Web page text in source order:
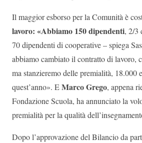
Il maggior esborso per la Comunità è
lavoro: «Abbiamo 150 dipendenti, 2/3
70 dipendenti di cooperative – spiega
abbiamo cambiato il contratto di lavoro,
ma stanzieremo delle premialità, 18.000
quest’anno». EMarco Grego, appena
Fondazione Scuola, ha annunciato la
premialità per la qualità
Dopo l’approvazione del Bilancio da